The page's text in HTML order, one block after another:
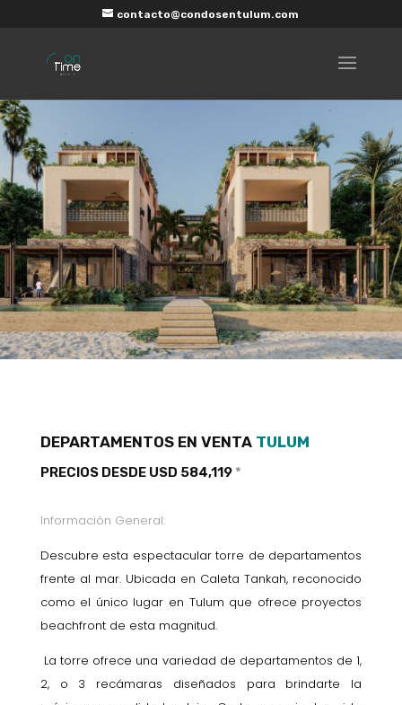
contacto@condosentulum.com
DEPARTAMENTOS EN VENTA TULUM
PRECIOS DESDE USD 584,119 *
Información General:
Descubre esta espectacular torre de departamentos
frente al mar. Ubicada en Caleta Tankah, reconocido
como el único lugar en Tulum que ofrece proyectos
beachfront de esta magnitud.
La torre ofrece una variedad de departamentos de 1,
2, o 3 recámaras diseñados para brindarte la